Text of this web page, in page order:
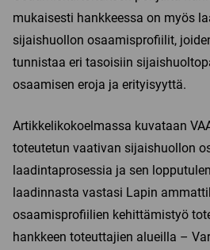
mukaisesti hankkeessa on myös
sijaishuollon osaamisprofiilit,
tunnistaa eri tasoisiin
osaamisen eroja ja erityisyyttä.
Artikkelikokoelmassa kuvataan
toteutetun vaativan sijaishuollon
laadintaprosessia ja sen
laadinnasta vastasi Lapin
osaamisprofiilien kehittämistyö
hankkeen toteuttajien alueilla –